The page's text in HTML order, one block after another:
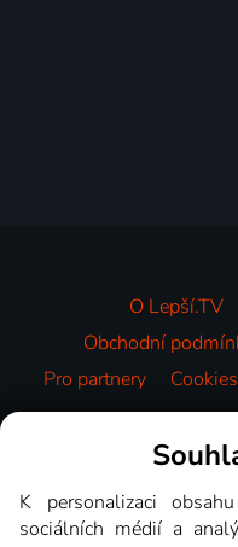
O Lepší.TV
Obchodní
Pro partnery
Cookies
K personalizaci
sociálních médií a